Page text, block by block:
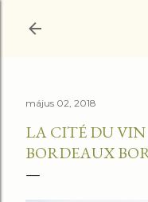
május 02, 2018
LA CITÉ DU VIN
BORDEAUX